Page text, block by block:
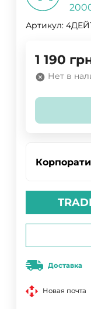
Артикул:
1 190
Нет в
Доставка
Новая почта